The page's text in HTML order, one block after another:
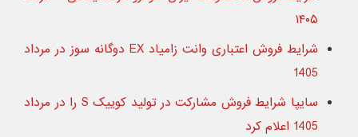
۱۴۰۵
شرایط فروش اعتباری وانت زامیاد EX دوگانه سوز در مرداد
1405
سایپا شرایط فروش مشارکت در تولید کوییک S را در مرداد
1405 اعلام کرد